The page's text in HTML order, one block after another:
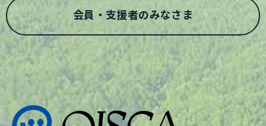
会員・支援者のみなさま